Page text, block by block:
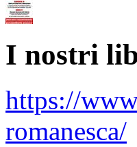
I nostri
https://
romanesca/